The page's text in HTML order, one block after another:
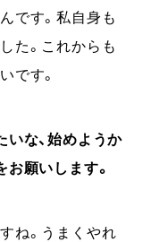
です。私自身も
た。これからも
です。
な、始めようか
願いします。
ね。うまくやれ